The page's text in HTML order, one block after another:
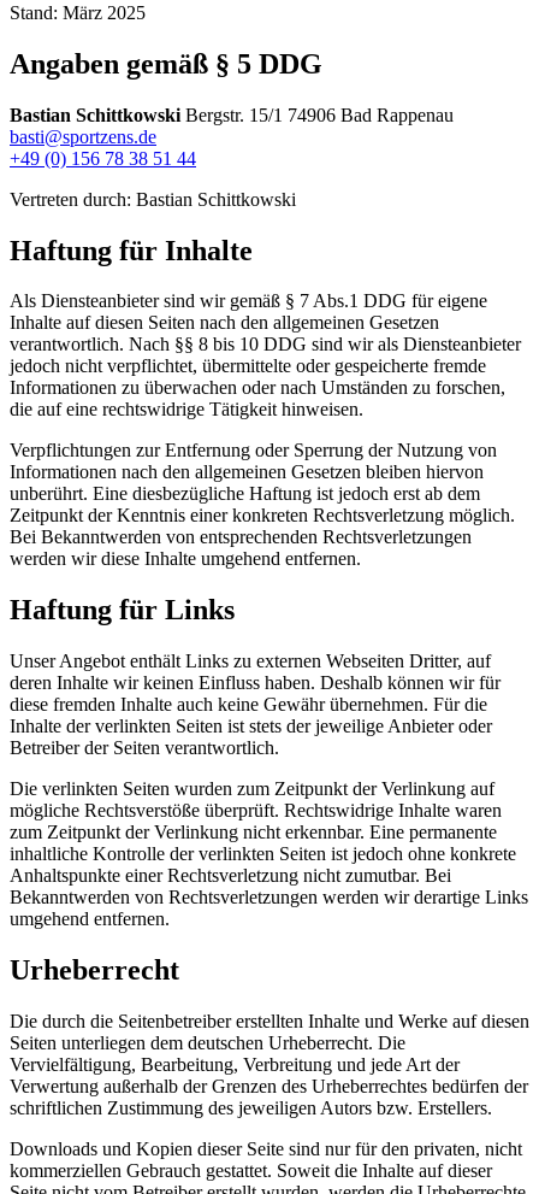
Stand: März 2025
Angaben gemäß § 5 DDG
Bastian Schittkowski Bergstr. 15/1 74906 Bad Rappenau
basti@sportzens.de
+49 (0) 156 78 38 51 44
Vertreten durch: Bastian Schittkowski
Haftung für Inhalte
Als Diensteanbieter sind wir gemäß § 7 Abs.1 DDG für eigene
Inhalte auf diesen Seiten nach den allgemeinen Gesetzen
verantwortlich. Nach §§ 8 bis 10 DDG sind wir als Diensteanbieter
jedoch nicht verpflichtet, übermittelte oder gespeicherte fremde
Informationen zu überwachen oder nach Umständen zu forschen,
die auf eine rechtswidrige Tätigkeit hinweisen.
Verpflichtungen zur Entfernung oder Sperrung der Nutzung von
Informationen nach den allgemeinen Gesetzen bleiben hiervon
unberührt. Eine diesbezügliche Haftung ist jedoch erst ab dem
Zeitpunkt der Kenntnis einer konkreten Rechtsverletzung möglich.
Bei Bekanntwerden von entsprechenden Rechtsverletzungen
werden wir diese Inhalte umgehend entfernen.
Haftung für Links
Unser Angebot enthält Links zu externen Webseiten Dritter, auf
deren Inhalte wir keinen Einfluss haben. Deshalb können wir für
diese fremden Inhalte auch keine Gewähr übernehmen. Für die
Inhalte der verlinkten Seiten ist stets der jeweilige Anbieter oder
Betreiber der Seiten verantwortlich.
Die verlinkten Seiten wurden zum Zeitpunkt der Verlinkung auf
mögliche Rechtsverstöße überprüft. Rechtswidrige Inhalte waren
zum Zeitpunkt der Verlinkung nicht erkennbar. Eine permanente
inhaltliche Kontrolle der verlinkten Seiten ist jedoch ohne konkrete
Anhaltspunkte einer Rechtsverletzung nicht zumutbar. Bei
Bekanntwerden von Rechtsverletzungen werden wir derartige Links
umgehend entfernen.
Urheberrecht
Die durch die Seitenbetreiber erstellten Inhalte und Werke auf diesen
Seiten unterliegen dem deutschen Urheberrecht. Die
Vervielfältigung, Bearbeitung, Verbreitung und jede Art der
Verwertung außerhalb der Grenzen des Urheberrechtes bedürfen der
schriftlichen Zustimmung des jeweiligen Autors bzw. Erstellers.
Downloads und Kopien dieser Seite sind nur für den privaten, nicht
kommerziellen Gebrauch gestattet. Soweit die Inhalte auf dieser